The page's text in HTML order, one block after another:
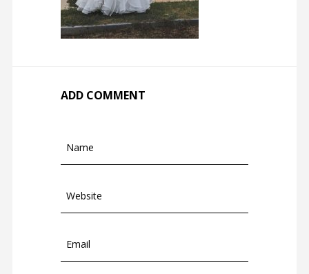
ADD COMMENT